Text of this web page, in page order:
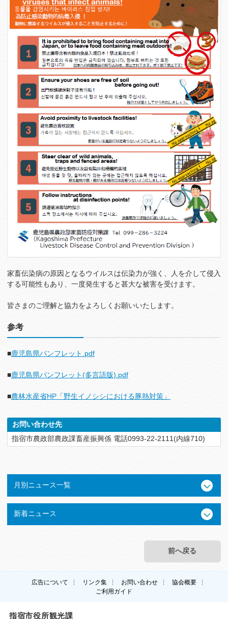
家畜伝染病の原因となるウイルスは伝染力が強く、人を介して侵入
する可能性もあり、一度発生すると甚大な被害を受けます。
皆さまのご理解と協力をよろしくお願いいたします。
参考
■鹿児島県パンフレット.pdf
■鹿児島県パンフレット(多言語版) .pdf
■農林水産省HP「野生イノシシにおける豚熱対策」
お問い合わせ先
指宿市農政部農政課畜産振興係 電話0993-22-2111(内線710)
月別ニュース一覧
新着ニュース
前へ戻る
広告について リンク集 お問い合わせ
協会概要
ご利用ガイド
指宿市役所観光課